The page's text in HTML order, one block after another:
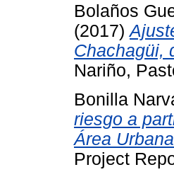
Bolaños
(2017)
Chachagüi,
Nariño,
Bonilla
riesgo a
Área
Project